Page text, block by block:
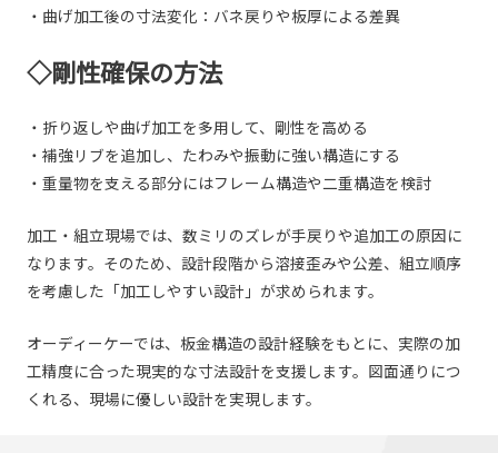
・曲げ加工後の寸法変化：バネ戻りや板厚による差異
◇剛性確保の方法
・折り返しや曲げ加工を多用して、剛性を高める
・補強リブを追加し、たわみや振動に強い構造にする
・重量物を支える部分にはフレーム構造や二重構造を検討
加工・組立現場では、数ミリのズレが手戻りや追加工の原因に
なります。そのため、設計段階から溶接歪みや公差、組立順序
を考慮した「加工しやすい設計」が求められます。
オーディーケーでは、板金構造の設計経験をもとに、実際の加
工精度に合った現実的な寸法設計を支援します。図面通りにつ
くれる、現場に優しい設計を実現します。